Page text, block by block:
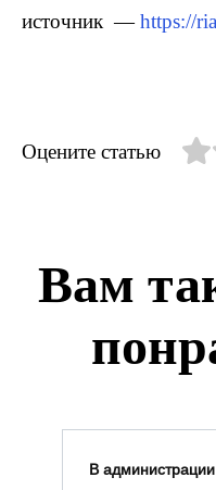
источник —https://
Оцените статью
Вам
В